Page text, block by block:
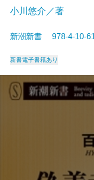
小川悠介／著
新潮新書 978-4-10-
新書電子書籍あり